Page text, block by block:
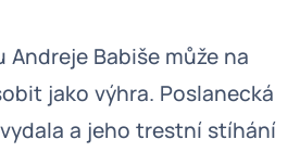
Babiše může na
jako výhra. Poslanecká
a jeho trestní stíhání